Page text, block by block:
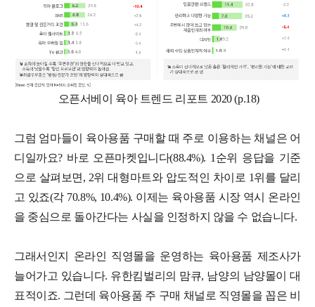
오픈서베이 육아 트렌드 리포트 2020 (p.18)
그럼 엄마들이 육아용품 구매할 때 주로 이용하는 채널은 어
디일까요? 바로 오픈마켓입니다(88.4%). 1순위 응답을 기준
으로 살펴보면, 2위 대형마트와 압도적인 차이로 1위를 달리
고 있죠(각 70.8%, 10.4%). 이제는 육아용품 시장 역시 온라인
을 중심으로 돌아간다는 사실을 인정하지 않을 수 없습니다.
그래서인지 온라인 직영몰을 운영하는 육아용품 제조사가
늘어가고 있습니다. 유한킴벌리의 맘큐, 남양의 남양몰이 대
표적이죠. 그런데 육아용품 주 구매 채널로 직영몰을 꼽은 비